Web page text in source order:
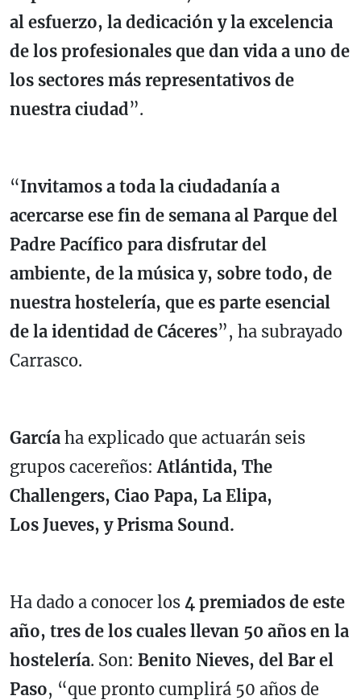
al esfuerzo, la dedicación y la excelencia
de los profesionales que dan vida a uno de
los sectores más representativos de
nuestra ciudad”.
“Invitamos a toda la ciudadanía a
acercarse ese fin de semana al Parque del
Padre Pacífico para disfrutar del
ambiente, de la música y, sobre todo, de
nuestra hostelería, que es parte esencial
de la identidad de Cáceres”, ha subrayado
Carrasco.
García ha explicado que actuarán seis
grupos cacereños:Atlántida, The
Challengers, Ciao Papa, La Elipa,
Los Jueves, y Prisma Sound.
Ha dado a conocer los 4 premiados de este
año, tres de los cuales llevan 50 años en la
hostelería. Son: Benito Nieves, del Bar el
Paso, “que pronto cumplirá 50 años de